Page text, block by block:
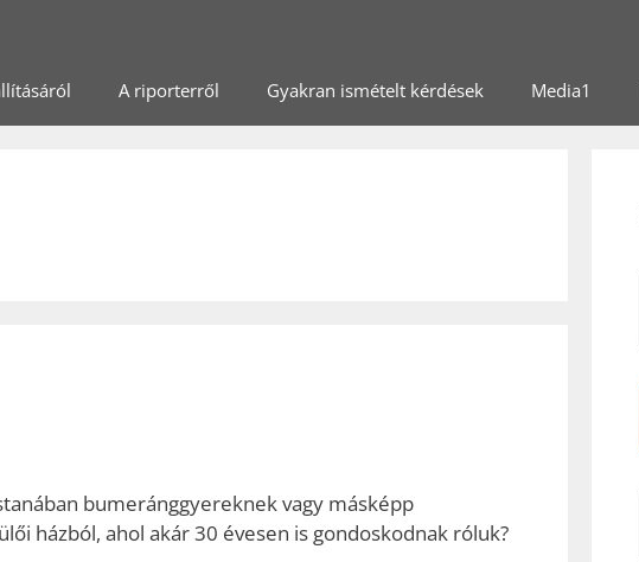
A riporterről Gyakran ismételt kérdések Media1
bumeránggyereknek vagy másképp
házból, ahol akár 30 évesen is gondoskodnak róluk?